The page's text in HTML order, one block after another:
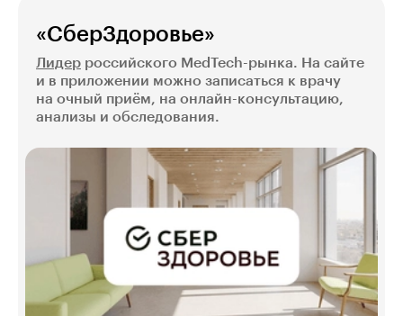
«СберЗдоровье»
Лидер российского MedTech-рынка. На сайте
и в приложении можно записаться к врачу
на очный приём, на онлайн-консультацию,
анализы и обследования.